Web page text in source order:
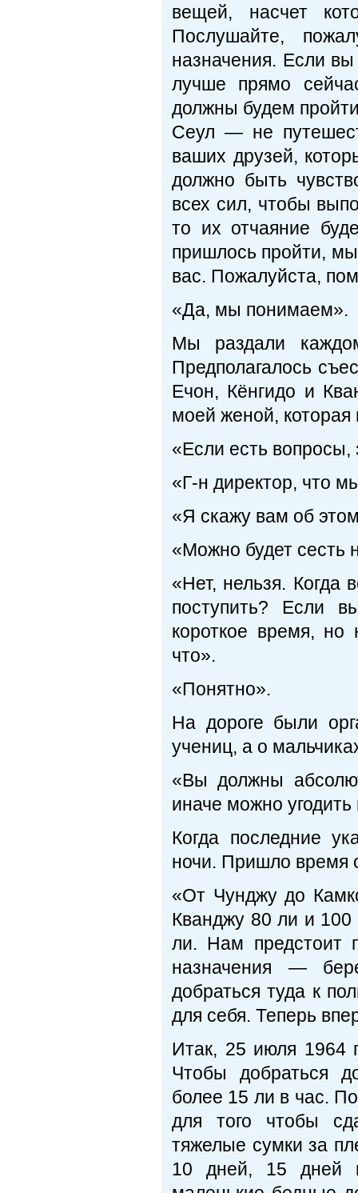
вещей, насчет
Послушайте,
назначения. Если вы
лучше прямо
должны будем
Сеул — не
ваших друзей,
должно быть
всех сил, чтобы
то их отчаяние
пришлось пройти,
вас. Пожалуйста,
«Да, мы понимаем».
Мы раздали
Предполагалось
Ечон, Кёнгидо и
моей женой, которая
«Если есть вопросы,
«Г-н директор, что
«Я скажу вам об
«Можно будет сесть
«Нет, нельзя. Когда
поступить? Если
короткое время, но
что».
«Понятно».
На дороге были
учениц, а о
«Вы должны
иначе можно угодить
Когда последние
ночи. Пришло время
«От Чунджу до
Кванджу 80 ли и
ли. Нам предстоит
назначения —
добраться туда к
для себя. Теперь
Итак, 25 июля 1964
Чтобы добраться
более 15 ли в час.
для того чтобы
тяжелые сумки за
10 дней, 15 дней